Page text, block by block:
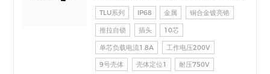
于电台设备、加固计算机、医疗设备、测试检测设
备、音频视频设备、数据采集、工业控制等场合的交
直流、高速、射频、光纤等的信号连接传输。
TLU系列 IP68 金属 铜合金镀亮铬
推拉自锁 插头 10芯
单芯负载电流1.8A 工作电压200V
9号壳体 壳体定位1 耐压750V